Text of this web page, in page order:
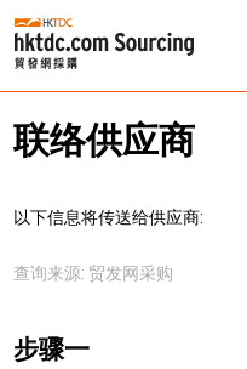
联络供应商
以下信息将传送给供应商:
查询来源: 贸发网采购
步骤一